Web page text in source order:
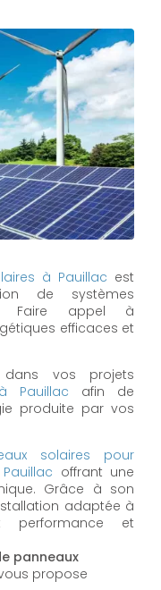
à Pauillac est
de systèmes
Faire appel à
efficaces et
vos projets
Pauillac afin de
produite par vos
solaires pour
Pauillac offrant une
Grâce à son
adaptée à
performance et
panneaux
propose